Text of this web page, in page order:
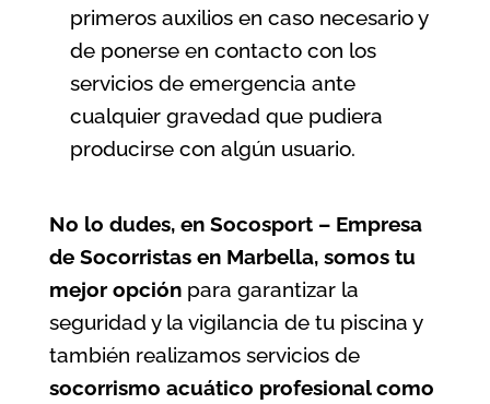
primeros auxilios en caso necesario y
de ponerse en contacto con los
servicios de emergencia ante
cualquier gravedad que pudiera
producirse con algún usuario.
No lo dudes, en Socosport – Empresa
de Socorristas en Marbella, somos tu
mejor opción para garantizar la
seguridad y la vigilancia de tu piscina y
también realizamos servicios de
socorrismo acuático profesional como